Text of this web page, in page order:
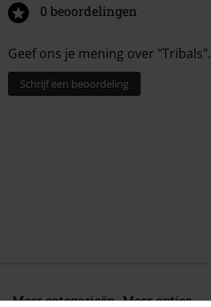
0 beoordelingen
Geef ons je mening over "Tribals".
Schrijf een beoordeling
Meer categorieën. Meer opties.